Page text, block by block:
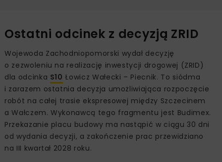
Ostatni odcinek z decyzją ZRID
Wojewoda Zachodniopomorski wydał decyzję
o zezwoleniu na realizację inwestycji drogowej (ZRID)
dla odcinka S10 Łowicz Wałecki – Piecnik. To siódma
i zarazem ostatnia decyzja umożliwiająca rozpoczęcie
robót na całej trasie ekspresowej między Szczecinem
a Wałczem. Wykonawcą tego fragmentu jest Budimex.
Przekazanie placu budowy ma nastąpić w ciągu 30 dni
od wydania decyzji, a zakończenie prac przewidziano
na III kwartał 2028 roku.